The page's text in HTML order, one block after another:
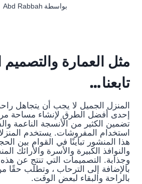
بواسطة Abd Rabbah
مثل العمارة والتصميم
تابعنا…
المنزل الجميل لا يجب أن يتجاهل
إحدى أفضل الطرق لإنشاء مساحة
تضمين الكثير من الأنسجة الناعمة
استخدام المفروشات. يستخدم
هذا المنشور تباينًا في القوام بين
والنوافذ الكبيرة والأسرة والأرائك
وجذابة. التصميمات التي تنتج عن هذه
بالإضافة إلى الترحاب ، وتطلب حقًا
بالراحة والبقاء لبعض الوقت.